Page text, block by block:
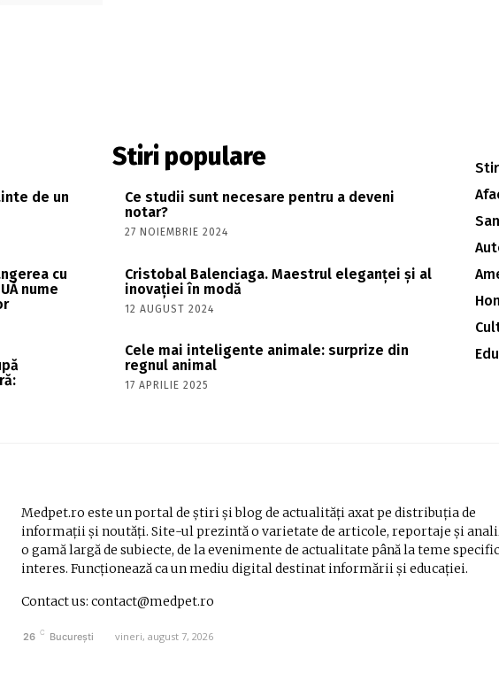
de un
cu
nume
Stiri populare
Ce studii sunt necesare pentru a deveni
notar?
27 NOIEMBRIE 2024
Cristobal Balenciaga. Maestrul eleganței și al
inovației în modă
12 AUGUST 2024
Cele mai inteligente animale: surprize din
regnul animal
17 APRILIE 2025
Medpet.ro este un portal de știri și blog de actualități axat pe distribuția de
informații și noutăți. Site-ul prezintă o varietate de articole, reportaje și
o gamă largă de subiecte, de la evenimente de actualitate până la teme
interes. Funcționează ca un mediu digital destinat informării și educației.
Contact us: contact@medpet.ro
26 C București vineri, august 7, 2026